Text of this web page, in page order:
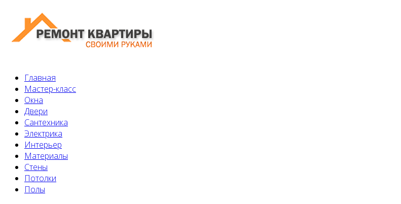
Главная
Мастер-класс
Окна
Двери
Сантехника
Электрика
Интерьер
Материалы
Стены
Потолки
Полы